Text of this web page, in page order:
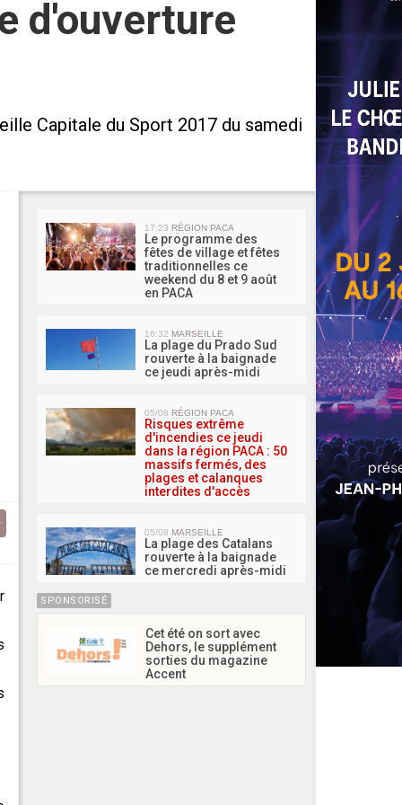
d'ouverture
Capitale du Sport 2017 du samedi
MA
17:23 RÉGION PACA
Le programme des
fêtes de village et fêtes
traditionnelles ce
weekend du 8 et 9 août
en PACA
16:32 MARSEILLE
La plage du Prado Sud
rouverte à la baignade
ce jeudi après-midi
05/08 RÉGION PACA
Risques extrême
d'incendies ce jeudi
dans la région PACA : 50
massifs fermés, des
plages et calanques
interdites d'accès
05/08 MARSEILLE
La plage des Catalans
rouverte à la baignade
ce mercredi après-midi
SPONSORISÉ
Cet été on sort avec
Dehors, le supplément
sorties du magazine
Accent